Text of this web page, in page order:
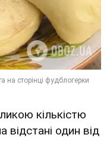
кількістю
відстані один від